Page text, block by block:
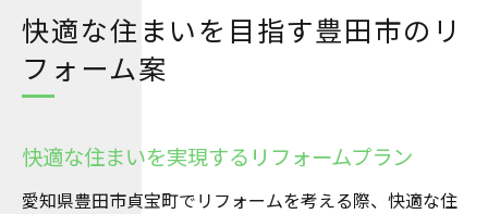
快適な住まいを目指す豊田市のリ
フォーム案
快適な住まいを実現するリフォームプラン
愛知県豊田市貞宝町でリフォームを考える際、快適な住